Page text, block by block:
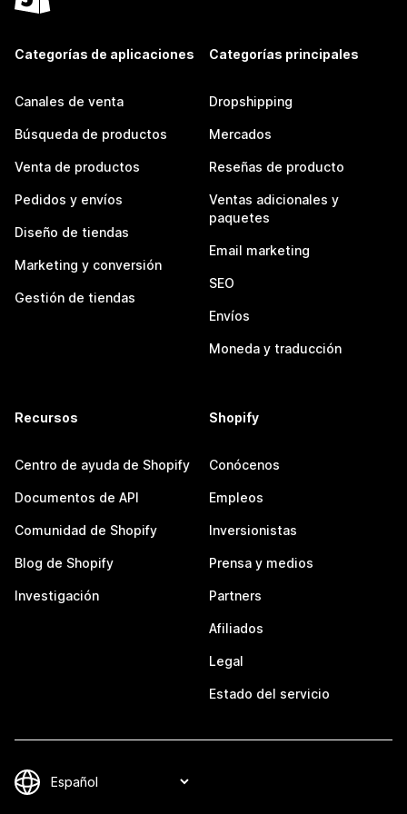
Categorías de aplicaciones
Canales de venta
Búsqueda de productos
Venta de productos
Pedidos y envíos
Diseño de tiendas
Marketing y conversión
Gestión de tiendas
Categorías principales
Dropshipping
Mercados
Reseñas de producto
Ventas adicionales y
paquetes
Email marketing
SEO
Envíos
Moneda y traducción
Recursos
Centro de ayuda de Shopify
Documentos de API
Comunidad de Shopify
Blog de Shopify
Investigación
Shopify
Conócenos
Empleos
Inversionistas
Prensa y medios
Partners
Afiliados
Legal
Estado del servicio